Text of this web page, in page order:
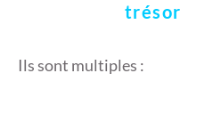
trésor
Ils sont multiples :